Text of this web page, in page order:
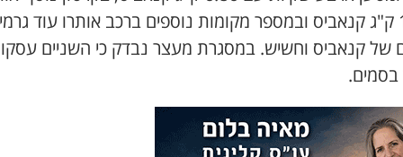
14.15 ק"ג קנאביס ובמספר מקומות נוספים ברכב אותרו עוד
של קנאביס וחשיש. במסגרת מעצר נבדק כי השניים עסקו